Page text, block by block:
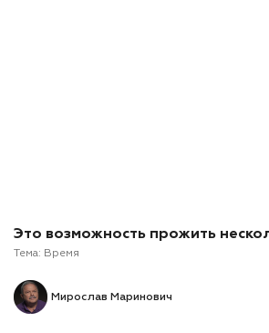
Это возможность прожить
Тема: Время
Мирослав Маринович